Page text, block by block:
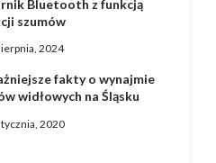
Bluetooth z funkcją
szumów
2024
fakty o wynajmie
widłowych na Śląsku
2020